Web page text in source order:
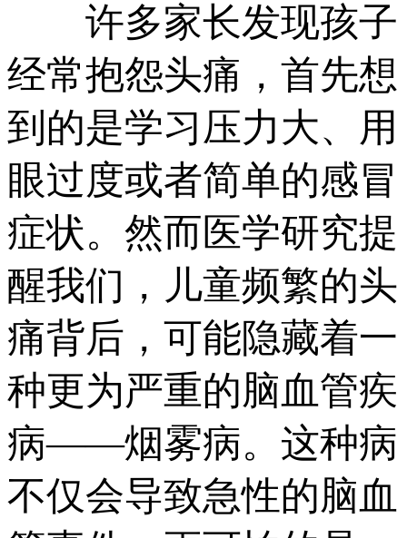
许多家长发现孩子
经常抱怨头痛，首先想
到的是学习压力大、用
眼过度或者简单的感冒
症状。然而医学研究提
醒我们，儿童频繁的头
痛背后，可能隐藏着一
种更为严重的脑血管疾
病——烟雾病。这种病
不仅会导致急性的脑血